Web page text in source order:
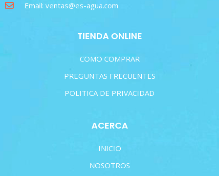
Email: ventas@es-agua.com
TIENDA ONLINE
COMO COMPRAR
PREGUNTAS FRECUENTES
POLITICA DE PRIVACIDAD
ACERCA
INICIO
NOSOTROS